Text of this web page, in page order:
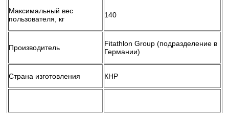
Максимальный вес
пользователя, кг
140
Производитель
Fitathlon Group (подразделение в
Германии)
Страна изготовления КНР